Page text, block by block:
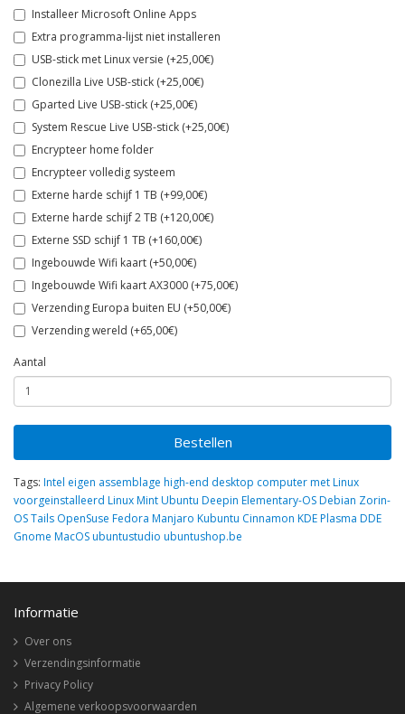
Installeer Microsoft Online Apps
Extra programma-lijst niet installeren
USB-stick met Linux versie (+25,00€)
Clonezilla Live USB-stick (+25,00€)
Gparted Live USB-stick (+25,00€)
System Rescue Live USB-stick (+25,00€)
Encrypteer home folder
Encrypteer volledig systeem
Externe harde schijf 1 TB (+99,00€)
Externe harde schijf 2 TB (+120,00€)
Externe SSD schijf 1 TB (+160,00€)
Ingebouwde Wifi kaart (+50,00€)
Ingebouwde Wifi kaart AX3000 (+75,00€)
Verzending Europa buiten EU (+50,00€)
Verzending wereld (+65,00€)
Aantal
Bestellen
Tags: Intel eigen assemblage high-end desktop computer met Linux
voorgeinstalleerd Linux Mint Ubuntu Deepin Elementary-OS Debian Zorin-
OS Tails OpenSuse Fedora Manjaro Kubuntu Cinnamon KDE Plasma DDE
Gnome MacOS ubuntustudio ubuntushop.be
Informatie
Over ons
Verzendingsinformatie
Privacy Policy
Algemene verkoopsvoorwaarden